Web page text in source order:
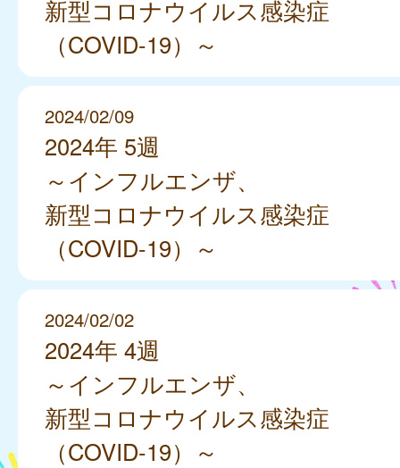
新型コロナウイルス感染症
（COVID-19）～
2024/02/09
2024年 5週
～インフルエンザ、
新型コロナウイルス感染症
（COVID-19）～
2024/02/02
2024年 4週
～インフルエンザ、
新型コロナウイルス感染症
（COVID-19）～